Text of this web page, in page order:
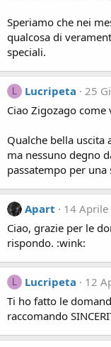
Speriamo che nei
qualcosa di
speciali.
L Lucripeta
25
Ciao Zigozago come
Qualche bella uscita
ma nessuno degno
passatempo per una
Apart
14 Aprile
Ciao, grazie per le
rispondo. :wink:
L Lucripeta
12
Ti ho fatto le
raccomando